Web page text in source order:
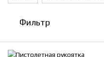
Фильтр